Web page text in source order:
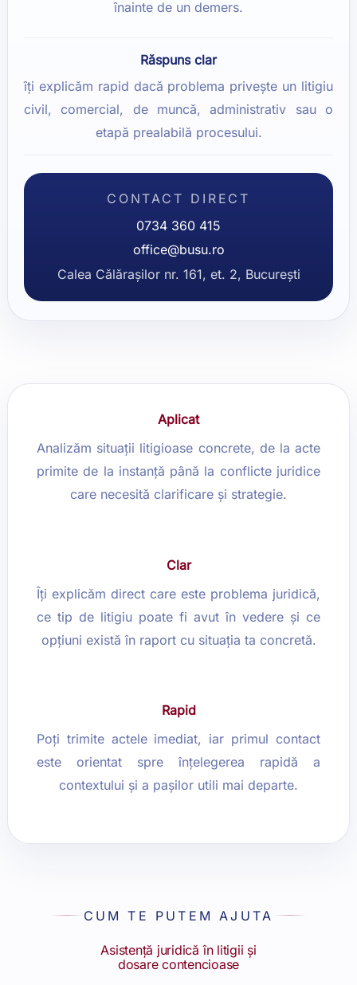
înainte de un demers.
Răspuns clar
îți explicăm rapid dacă problema privește un litigiu
civil, comercial, de muncă, administrativ sau o
etapă prealabilă procesului.
CONTACT DIRECT
0734 360 415
office@busu.ro
Calea Călărașilor nr. 161, et. 2, București
Aplicat
Analizăm situații litigioase concrete, de la acte
primite de la instanță până la conflicte juridice
care necesită clarificare și strategie.
Clar
Îți explicăm direct care este problema juridică,
ce tip de litigiu poate fi avut în vedere și ce
opțiuni există în raport cu situația ta concretă.
Rapid
Poți trimite actele imediat, iar primul contact
este orientat spre înțelegerea rapidă a
contextului și a pașilor utili mai departe.
CUM TE PUTEM AJUTA
Asistență juridică în litigii și
dosare contencioase